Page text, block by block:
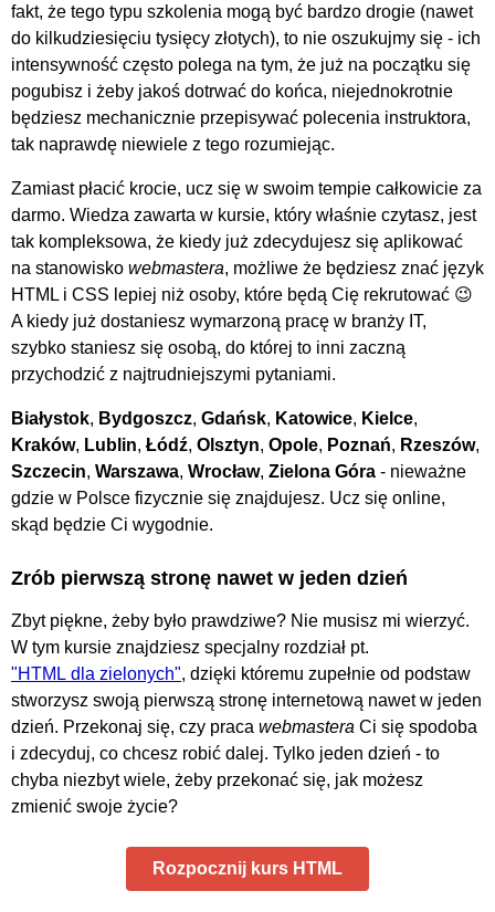
fakt, że tego typu szkolenia mogą być bardzo drogie (nawet
do kilkudziesięciu tysięcy złotych), to nie oszukujmy się - ich
intensywność często polega na tym, że już na początku się
pogubisz i żeby jakoś dotrwać do końca, niejednokrotnie
będziesz mechanicznie przepisywać polecenia instruktora,
tak naprawdę niewiele z tego rozumiejąc.
Zamiast płacić krocie, ucz się w swoim tempie całkowicie za
darmo. Wiedza zawarta w kursie, który właśnie czytasz, jest
tak kompleksowa, że kiedy już zdecydujesz się aplikować
na stanowisko webmastera, możliwe że będziesz znać język
HTML i CSS lepiej niż osoby, które będą Cię rekrutować 😉
A kiedy już dostaniesz wymarzoną pracę w branży IT,
szybko staniesz się osobą, do której to inni zaczną
przychodzić z najtrudniejszymi pytaniami.
Białystok, Bydgoszcz, Gdańsk, Katowice, Kielce,
Kraków, Lublin, Łódź, Olsztyn, Opole, Poznań, Rzeszów,
Szczecin, Warszawa, Wrocław, Zielona Góra - nieważne
gdzie w Polsce fizycznie się znajdujesz. Ucz się online,
skąd będzie Ci wygodnie.
Zrób pierwszą stronę nawet w jeden dzień
Zbyt piękne, żeby było prawdziwe? Nie musisz mi wierzyć.
W tym kursie znajdziesz specjalny rozdział pt.
"HTML dla zielonych", dzięki któremu zupełnie od podstaw
stworzysz swoją pierwszą stronę internetową nawet w jeden
dzień. Przekonaj się, czy praca webmastera Ci się spodoba
i zdecyduj, co chcesz robić dalej. Tylko jeden dzień - to
chyba niezbyt wiele, żeby przekonać się, jak możesz
zmienić swoje życie?
Rozpocznij kurs HTML